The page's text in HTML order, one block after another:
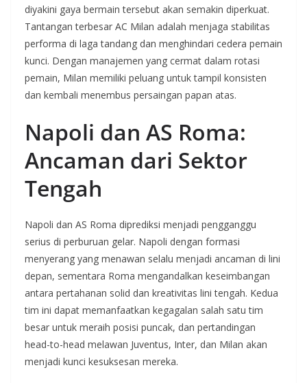
diyakini gaya bermain tersebut akan semakin diperkuat.
Tantangan terbesar AC Milan adalah menjaga stabilitas
performa di laga tandang dan menghindari cedera pemain
kunci. Dengan manajemen yang cermat dalam rotasi
pemain, Milan memiliki peluang untuk tampil konsisten
dan kembali menembus persaingan papan atas.
Napoli dan AS Roma:
Ancaman dari Sektor
Tengah
Napoli dan AS Roma diprediksi menjadi pengganggu
serius di perburuan gelar. Napoli dengan formasi
menyerang yang menawan selalu menjadi ancaman di lini
depan, sementara Roma mengandalkan keseimbangan
antara pertahanan solid dan kreativitas lini tengah. Kedua
tim ini dapat memanfaatkan kegagalan salah satu tim
besar untuk meraih posisi puncak, dan pertandingan
head-to-head melawan Juventus, Inter, dan Milan akan
menjadi kunci kesuksesan mereka.